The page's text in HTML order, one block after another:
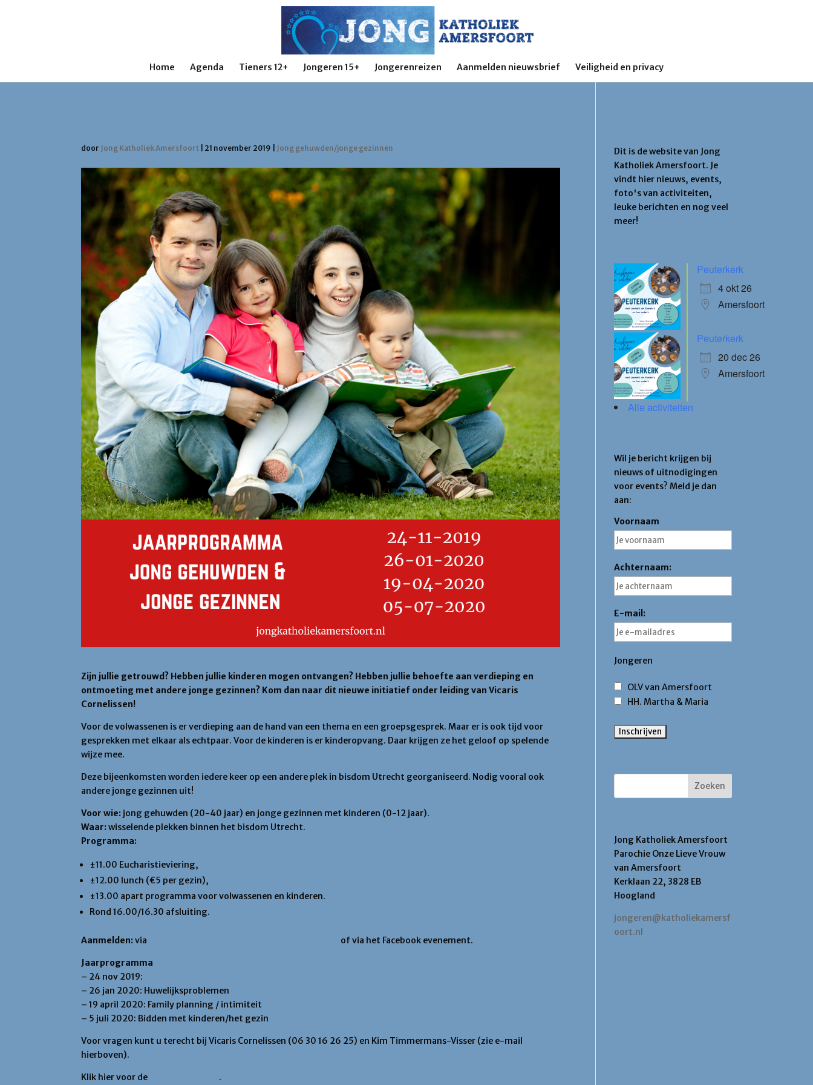
Home Agenda Tieners 12+ Jongeren 15+ Jongerenreizen Aanmelden nieuwsbrief Veiligheid en privacy
door Jong Katholiek Amersfoort 21 november 2019 Jong gehuwden/jonge gezinnen
Zijn jullie getrouwd? Hebben jullie kinderen mogen ontvangen? Hebben jullie behoefte aan verdieping en
ontmoeting met andere jonge gezinnen? Kom dan naar dit nieuwe initiatief onder leiding van Vicaris
Cornelissen!
Voor de volwassenen is er verdieping aan de hand van een thema en een groepsgesprek. Maar er is ook tijd voor
gesprekken met elkaar als echtpaar. Voor de kinderen is er kinderopvang. Daar krijgen ze het geloof op spelende
wijze mee.
Deze bijeenkomsten worden iedere keer op een andere plek in bisdom Utrecht georganiseerd. Nodig vooral ook
andere jonge gezinnen uit!
Voor wie: jong gehuwden (20-40 jaar) en jonge gezinnen met kinderen (0-12 jaar).
Waar:wisselende plekken binnen het bisdom Utrecht.
Programma:
±11.00 Eucharistieviering,
±12.00 lunch (€5 per gezin),
±13.00 apart programma voor volwassenen en kinderen.
Rond 16.00/16.30 afsluiting.
Aanmelden:via of via het Facebook evenement.
Jaarprogramma
– 24 nov 2019:
– 26 jan 2020: Huwelijksproblemen
– 19 april 2020: Family planning / intimiteit
– 5 juli 2020: Bidden met kinderen/het gezin
Voor vragen kunt u terecht bij Vicaris Cornelissen (06 30 16 26 25) en Kim Timmermans-Visser (zie e-mail
hierboven).
Klik hier voor de .
Dit is de website van Jong
Katholiek Amersfoort. Je
vindt hier nieuws, events,
foto's van activiteiten,
leuke berichten en nog veel
meer!
Peuterkerk
4 okt 26
Amersfoort
Peuterkerk
20 dec 26
Amersfoort
Alle activiteiten
Wil je bericht krijgen bij
nieuws of uitnodigingen
voor events? Meld je dan
aan:
Voornaam
Achternaam:
E-mail:
Jongeren
OLV van Amersfoort
HH. Martha & Maria
Jong Katholiek Amersfoort
Parochie Onze Lieve Vrouw
van Amersfoort
Kerklaan 22, 3828 EB
Hoogland
jongeren@katholiekamersf
oort.nl